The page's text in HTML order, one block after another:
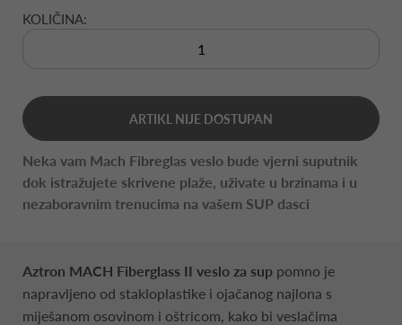
KOLIČINA:
ARTIKL NIJE DOSTUPAN
Neka vam Mach Fibreglas veslo bude vjerni suputnik
dok istražujete skrivene plaže, uživate u brzinama i u
nezaboravnim trenucima na vašem SUP dasci
Aztron MACH Fiberglass II veslo za sup pomno je
napravljeno od stakloplastike i ojačanog najlona s
miješanom osovinom i oštricom, kako bi veslačima